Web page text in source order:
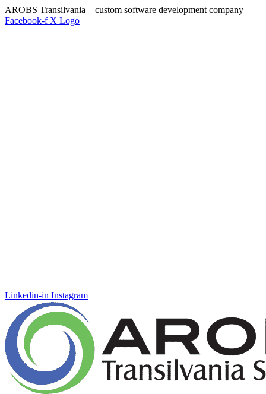
AROBS Transilvania – custom software development company
Facebook-f X Logo
Linkedin-in Instagram